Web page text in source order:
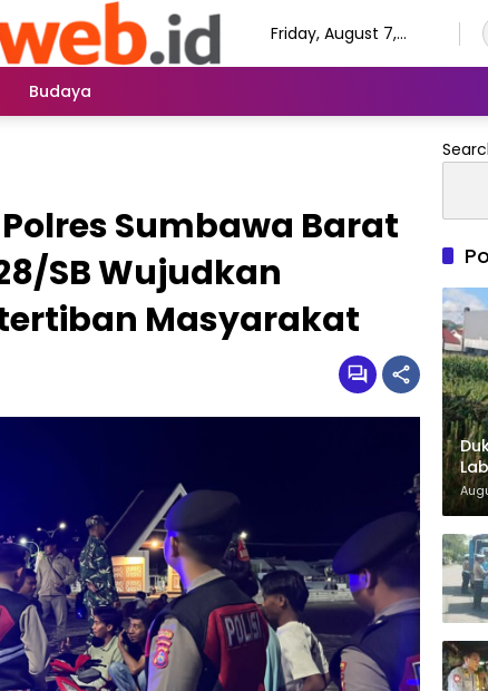
Friday, August 7,
Budaya
Sumbawa Barat
SB Wujudkan
Masyarakat
di